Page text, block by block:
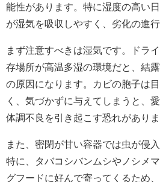
能性があります。特に湿度の高い
が湿気を吸収しやすく、劣化の進行
まず注意すべきは湿気です。ドラ
存場所が高温多湿の環境だと、結
の原因になります。カビの胞子は
く、気づかずに与えてしまうと、
体調不良を引き起こす恐れがありま
また、密閉が甘い容器では虫が侵
特に、タバコシバンムシやノシメ
グフードに好んで寄ってくるため